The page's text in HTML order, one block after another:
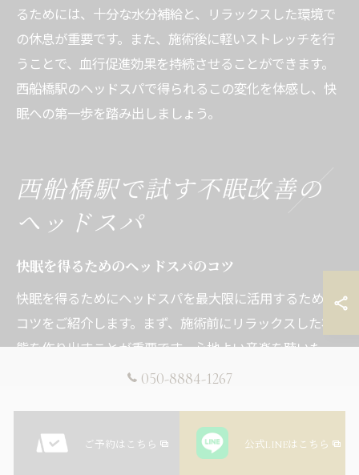
るためには、十分な水分補給と、リラックスした環境で
の休息が重要です。また、施術後に軽いストレッチを行
うことで、血行促進効果を持続させることができます。
西船橋駅のヘッドスパで得られるこの変化を体感し、快
眠への第一歩を踏み出しましょう。
西船橋駅で試す不眠改善の
ヘッドスパ
快眠を得るためのヘッドスパのコツ
快眠を得るためにヘッドスパを最大限に活用するための
コツをご紹介します。まず、施術前にリラックスした状
態を作り出すことが重要です。心地よい音楽を聴いた
り、深呼吸をして心を落ち着けましょう。施術中は、頭
が大切です。アロマオイルの香りを楽しむことで、さら
にリラクゼーション効果が高まります。施術後は、しば
050-8884-1267
ご予約はこちら 公式LINEはこちら